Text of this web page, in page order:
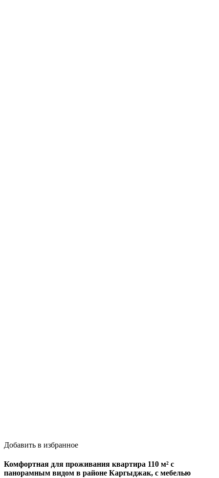
Добавить в избранное
Комфортная для проживания квартира 110 м² с
панорамным видом в районе Каргыджак, с мебелью